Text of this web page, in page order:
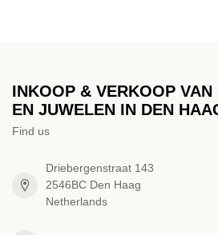
INKOOP & VERKOOP VAN
EN JUWELEN IN DEN
Find us
Driebergenstraat 143
2546BC Den Haag
Netherlands